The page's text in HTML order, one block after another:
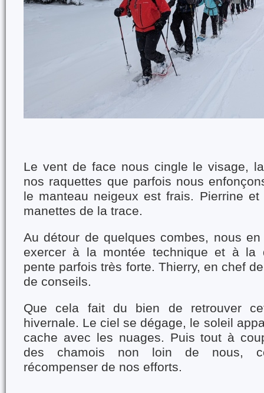
Le vent de face nous cingle le visage,
nos raquettes que parfois nous
le manteau neigeux est frais. Pierrine
manettes de la trace.
Au détour de quelques combes, nous
exercer à la montée technique et à la
pente parfois très forte. Thierry, en chef
de conseils.
Que cela fait du bien de retrouver
hivernale. Le ciel se dégage, le soleil
cache avec les nuages. Puis tout à
des chamois non loin de nous,
récompenser de nos efforts.